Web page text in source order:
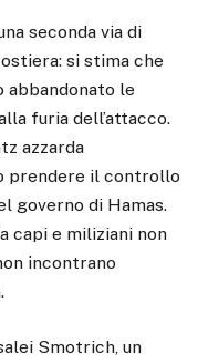
seconda via di
si stima che
abbandonato le
furia dell’attacco.
azzarda
prendere il controllo
governo di Hamas.
capi e miliziani non
incontrano
Smotrich, un